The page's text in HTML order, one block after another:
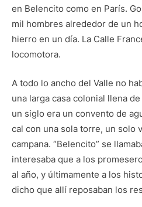
en Belencito como en París.
mil hombres alrededor de un
hierro en un día. La Calle
locomotora.
A todo lo ancho del Valle no
una larga casa colonial llena
un siglo era un convento de
cal con una sola torre, un solo
campana. “Belencito” se
interesaba que a los
al año, y últimamente a los
dicho que allí reposaban los